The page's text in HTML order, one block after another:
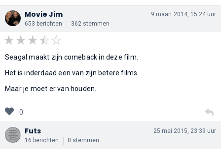
Movie Jim
653 berichten 362 stemmen
9 maart 2014, 15:24 uur
Seagal maakt zijn comeback in deze film.
Het is inderdaad een van zijn betere films.
Maar je moet er van houden.
0
Futs
16 berichten 0 stemmen
25 mei 2015, 23:39 uur